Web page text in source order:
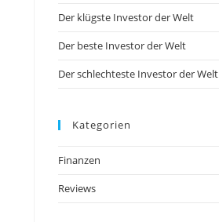
Der klügste Investor der Welt
Der beste Investor der Welt
Der schlechteste Investor der Welt
Kategorien
Finanzen
Reviews